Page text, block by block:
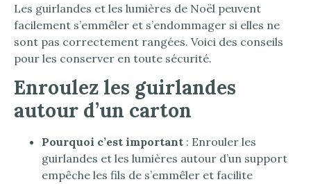
Les guirlandes et les lumières de Noël peuvent
facilement s’emmêler et s’endommager si elles ne
sont pas correctement rangées. Voici des conseils
pour les conserver en toute sécurité.
Enroulez les guirlandes
autour d’un carton
Pourquoi c’est important : Enrouler les
guirlandes et les lumières autour d’un support
empêche les fils de s’emmêler et facilite